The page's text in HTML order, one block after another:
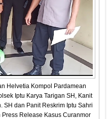
Helvetia Kompol Pardamean
Iptu Karya Tarigan SH, Kanit
SH dan Panit Reskrim Iptu Sahri
Release Kasus Curanmor